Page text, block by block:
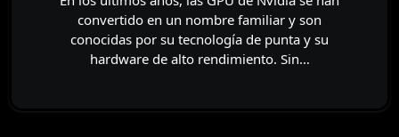
convertido en un nombre familiar y son
conocidas por su tecnología de punta y su
hardware de alto rendimiento. Sin…